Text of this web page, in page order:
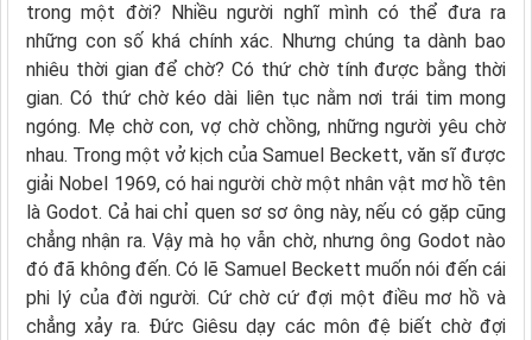
trong một đời? Nhiều người nghĩ mình có thể đưa ra
những con số khá chính xác. Nhưng chúng ta dành bao
nhiêu thời gian để chờ? Có thứ chờ tính được bằng thời
gian. Có thứ chờ kéo dài liên tục nằm nơi trái tim mong
ngóng. Mẹ chờ con, vợ chờ chồng, những người yêu chờ
nhau. Trong một vở kịch của Samuel Beckett, văn sĩ được
giải Nobel 1969, có hai người chờ một nhân vật mơ hồ tên
là Godot. Cả hai chỉ quen sơ sơ ông này, nếu có gặp cũng
chẳng nhận ra. Vậy mà họ vẫn chờ, nhưng ông Godot nào
đó đã không đến. Có lẽ Samuel Beckett muốn nói đến cái
phi lý của đời người. Cứ chờ cứ đợi một điều mơ hồ và
chẳng xảy ra. Đức Giêsu dạy các môn đệ biết chờ đợi